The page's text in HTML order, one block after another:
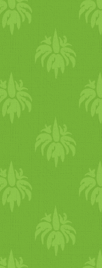
keksz
,
s
s tönköly
muffin
linzer